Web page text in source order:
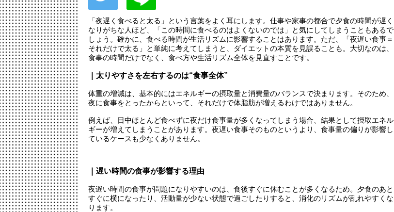
「夜遅く食べると太る」という言葉をよく耳にします。仕事や家事の都合で夕食の時間が遅く
なりがちな人ほど、「この時間に食べるのはよくないのでは」と気にしてしまうこともあるで
しょう。確かに、食べる時間が生活リズムに影響することはあります。ただ、「夜遅い食事＝
それだけで太る」と単純に考えてしまうと、ダイエットの本質を見誤ることも。大切なのは、
食事の時間だけでなく、食べ方や生活リズム全体を見直すことです。
｜太りやすさを左右するのは“食事全体”
体重の増減は、基本的にはエネルギーの摂取量と消費量のバランスで決まります。そのため、
夜に食事をとったからといって、それだけで体脂肪が増えるわけではありません。
例えば、日中ほとんど食べずに夜だけ食事量が多くなってしまう場合、結果として摂取エネル
ギーが増えてしまうことがあります。夜遅い食事そのものというより、食事量の偏りが影響し
ているケースも少なくありません。
｜遅い時間の食事が影響する理由
夜遅い時間の食事が問題になりやすいのは、食後すぐに休むことが多くなるため。夕食のあと
すぐに横になったり、活動量が少ない状態で過ごしたりすると、消化のリズムが乱れやすくな
ります。